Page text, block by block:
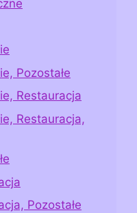
Pozostałe
Restauracja
Restauracja,
Pozostałe